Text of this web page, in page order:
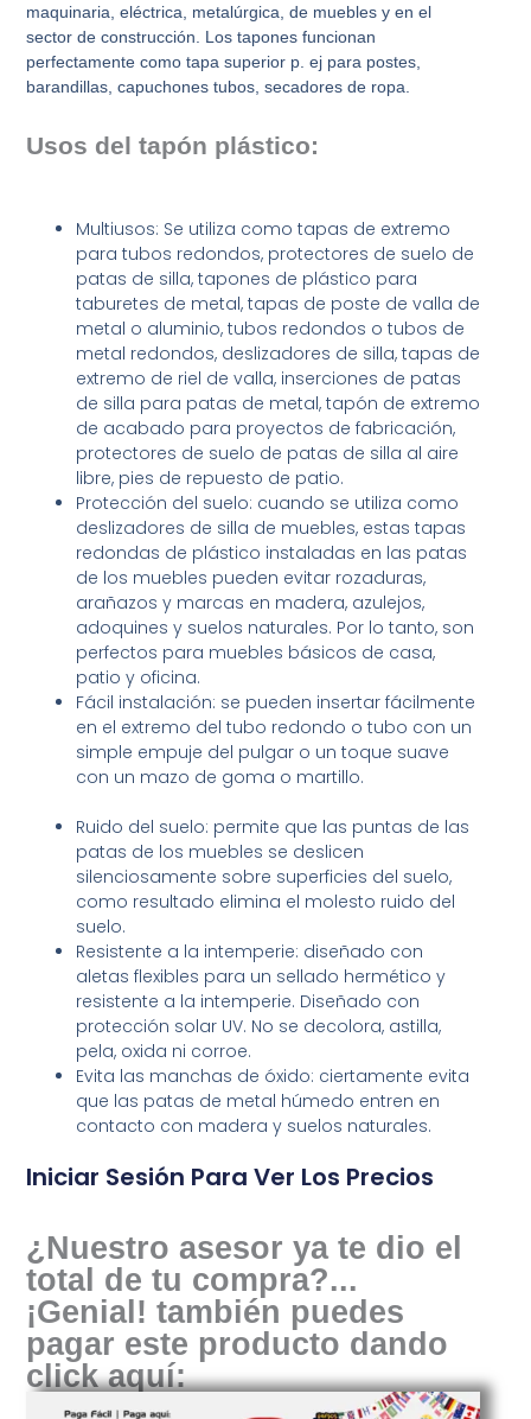
maquinaria, eléctrica, metalúrgica, de muebles y en el
sector de construcción. Los tapones funcionan
perfectamente como tapa superior p. ej para postes,
barandillas, capuchones tubos, secadores de ropa.
Usos del tapón plástico:
Multiusos: Se utiliza como tapas de extremo
para tubos redondos, protectores de suelo de
patas de silla, tapones de plástico para
taburetes de metal, tapas de poste de valla de
metal o aluminio, tubos redondos o tubos de
metal redondos, deslizadores de silla, tapas de
extremo de riel de valla, inserciones de patas
de silla para patas de metal, tapón de extremo
de acabado para proyectos de fabricación,
protectores de suelo de patas de silla al aire
libre, pies de repuesto de patio.
Protección del suelo: cuando se utiliza como
deslizadores de silla de muebles, estas tapas
redondas de plástico instaladas en las patas
de los muebles pueden evitar rozaduras,
arañazos y marcas en madera, azulejos,
adoquines y suelos naturales. Por lo tanto, son
perfectos para muebles básicos de casa,
patio y oficina.
Fácil instalación: se pueden insertar fácilmente
en el extremo del tubo redondo o tubo con un
simple empuje del pulgar o un toque suave
con un mazo de goma o martillo.
Ruido del suelo: permite que las puntas de las
patas de los muebles se deslicen
silenciosamente sobre superficies del suelo,
como resultado elimina el molesto ruido del
suelo.
Resistente a la intemperie: diseñado con
aletas flexibles para un sellado hermético y
resistente a la intemperie. Diseñado con
protección solar UV. No se decolora, astilla,
pela, oxida ni corroe.
Evita las manchas de óxido: ciertamente evita
que las patas de metal húmedo entren en
contacto con madera y suelos naturales.
Iniciar Sesión Para Ver Los Precios
¿Nuestro asesor ya te dio el
total de tu compra?...
¡Genial! también puedes
pagar este producto dando
click aquí: